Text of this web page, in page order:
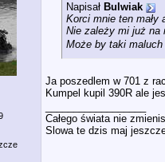
Napisał Bulwiak
Korci mnie ten mały
Nie zależy mi już na
Może by taki maluch
Ja poszedlem w 701 z
Kumpel kupil 390R ale
Całego świata nie
Slowa te dzis maj